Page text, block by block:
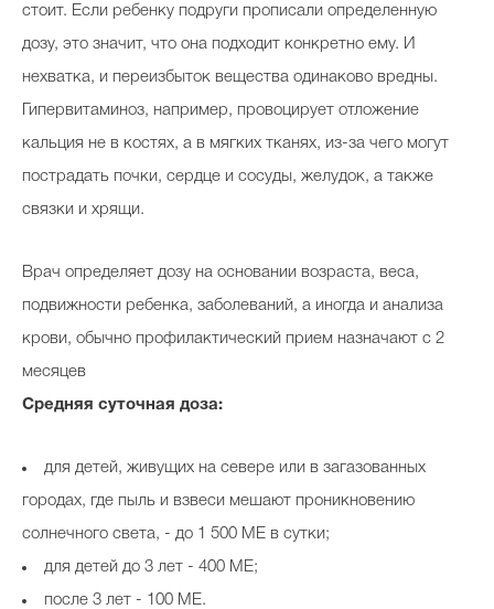
стоит. Если ребенку подруги прописали определенную
дозу, это значит, что она подходит конкретно ему. И
нехватка, и переизбыток вещества одинаково вредны.
Гипервитаминоз, например, провоцирует отложение
кальция не в костях, а в мягких тканях, из-за чего могут
пострадать почки, сердце и сосуды, желудок, а также
связки и хрящи.
Врач определяет дозу на основании возраста, веса,
подвижности ребенка, заболеваний, а иногда и анализа
крови, обычно профилактический прием назначают с 2
месяцев
Средняя суточная доза:
для детей, живущих на севере или в загазованных
городах, где пыль и взвеси мешают проникновению
солнечного света, - до 1 500 МЕ в сутки;
для детей до 3 лет - 400 МЕ;
после 3 лет - 100 МЕ.